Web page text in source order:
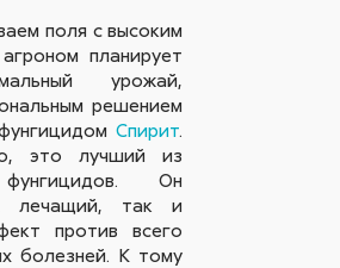
поля с высоким
планирует
урожай,
решением
Спирит.
это лучший из
фунгицидов. Он
лечащий, так и
против всего
болезней. К тому